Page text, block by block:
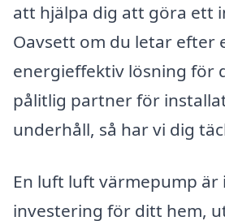
att hjälpa dig att göra ett
Oavsett om du letar efter
energieffektiv lösning för
pålitlig partner för
underhåll, så har vi dig
En luft luft värmepump är
investering för ditt hem,